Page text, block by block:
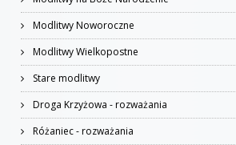
Modlitwy Noworoczne
Modlitwy Wielkopostne
Stare modlitwy
Droga Krzyżowa - rozważania
Różaniec - rozważania